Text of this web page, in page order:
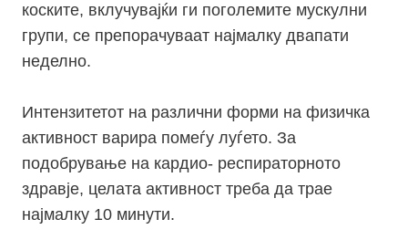
коските, вклучувајќи ги поголемите мускулни
групи, се препорачуваат најмалку двапати
неделно.
Интензитетот на различни форми на физичка
активност варира помеѓу луѓето. За
подобрување на кардио- респираторното
здравје, целата активност треба да трае
најмалку 10 минути.